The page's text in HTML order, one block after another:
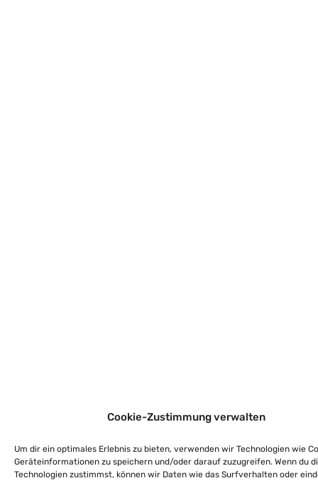
Cookie-Zustimmung verwalten
Um dir ein optimales Erlebnis zu bieten, verwenden wir Technologien wie
Geräteinformationen zu speichern und/oder darauf zuzugreifen. Wenn du
Technologien zustimmst, können wir Daten wie das Surfverhalten oder